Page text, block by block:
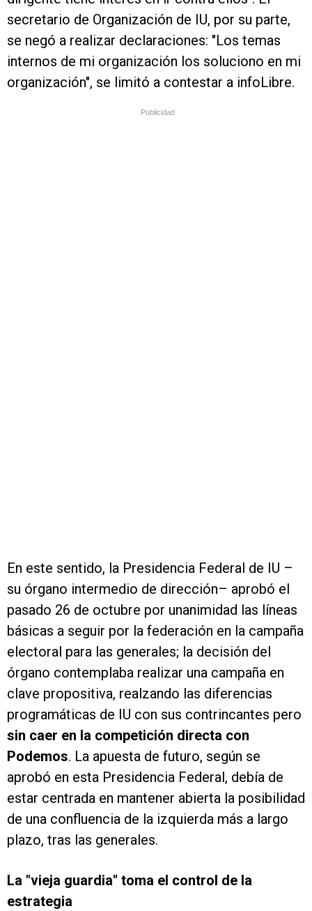
secretario de Organización de IU, por su parte,
se negó a realizar declaraciones: "Los temas
internos de mi organización los soluciono en mi
organización", se limitó a contestar a infoLibre.
Publicidad
En este sentido, la Presidencia Federal de IU –
su órgano intermedio de dirección– aprobó el
pasado 26 de octubre por unanimidad las líneas
básicas a seguir por la federación en la campaña
electoral para las generales; la decisión del
órgano contemplaba realizar una campaña en
clave propositiva, realzando las diferencias
programáticas de IU con sus contrincantes pero
sin caer en la competición directa con
Podemos. La apuesta de futuro, según se
aprobó en esta Presidencia Federal, debía de
estar centrada en mantener abierta la posibilidad
de una confluencia de la izquierda más a largo
plazo, tras las generales.
La "vieja guardia" toma el control de la
estrategia